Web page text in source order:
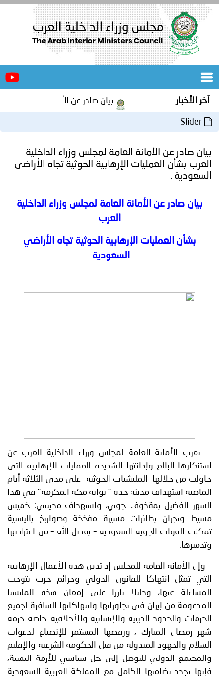
الرئيسية
المجلس
مؤتمرات
و
اجتماعات
جهود
و
برامج
الإلكترونية
صور
أصداء
إعلانات
آخر الأخبار بيان صادر عن الأمانة العامة لمجلس
Slider
بيان صادر عن الأمانة العامة لمجلس وزراء الداخلية
العرب بشأن العمليات الإرهابية الحوثية تجاه الأراضي
السعودية .
بيان صادر عن الأمانة العامة لمجلس وزراء الداخلية
العرب
بشأن العمليات الإرهابية الحوثية تجاه الأراضي
السعودية
تعرب الأمانة العامة لمجلس وزراء الداخلية العرب عن
استنكارها البالغ وإدانتها الشديدة للعمليات الإرهابية التي
حاولت من خلالها المليشيات الحوثية على مدى الثلاثة أيام
الماضية استهداف مدينة جدة " بوابة مكة المكرمة" في هذا
الشهر الفضيل بمقذوف جوي، واستهداف مدينتي: خميس
مشيط ونجران بطائرات مسيرة مفخخة وصواريخ باليستية
تمكنت القوات الجوية السعودية – بفضل الله – من اعتراضها
وتدميرها.
وإن الأمانة العامة للمجلس إذ تدين هذه الأعمال الإرهابية
التي تمثل انتهاكا للقانون الدولي وجرائم حرب يتوجب
المساءلة عنها، ودليلا بارزا على إمعان هذه المليشيا
المدعومة من إيران في تجاوزاتها وانتهاكاتها السافرة لجميع
الحرمات والحدود الدينية والإنسانية والأخلاقية خاصة حرمة
شهر رمضان المبارك ، ورفضها المستمر للإنصياع لدعوات
السلام والجهود المبذولة من قبل الحكومة الشرعية والإقليم
والمجتمع الدولي للتوصل إلى حل سياسي للأزمة اليمنية،
فإنها تجدد تضامنها الكامل مع المملكة العربية السعودية